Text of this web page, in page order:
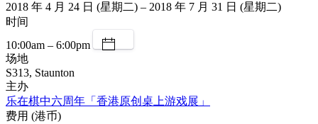
2018 年 4 月 24 日 (星期二) – 2018 年 7 月 31 日 (星期二)
时间
10:00am – 6:00pm
场地
S313, Staunton
主办
乐在棋中六周年「香港原创桌上游戏展」
费用 (港币)